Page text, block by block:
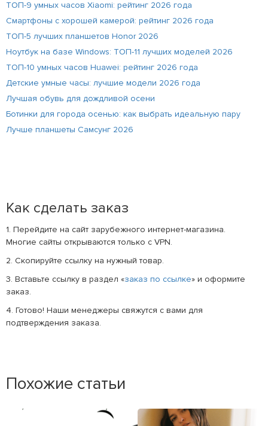
ТОП-9 умных часов Xiaomi: рейтинг 2026 года
Смартфоны с хорошей камерой: рейтинг 2026 года
ТОП-5 лучших планшетов Honor 2026
Ноутбук на базе Windows: ТОП-11 лучших моделей 2026
ТОП-10 умных часов Huawei: рейтинг 2026 года
Детские умные часы: лучшие модели 2026 года
Лучшая обувь для дождливой осени
Ботинки для города осенью: как выбрать идеальную пару
Лучше планшеты Самсунг 2026
Как сделать заказ
1. Перейдите на сайт зарубежного интернет-магазина.
Многие сайты открываются только с VPN.
2. Скопируйте ссылку на нужный товар.
3. Вставьте ссылку в раздел «заказ по ссылке» и оформите
заказ.
4. Готово! Наши менеджеры свяжутся с вами для
подтверждения заказа.
Похожие статьи